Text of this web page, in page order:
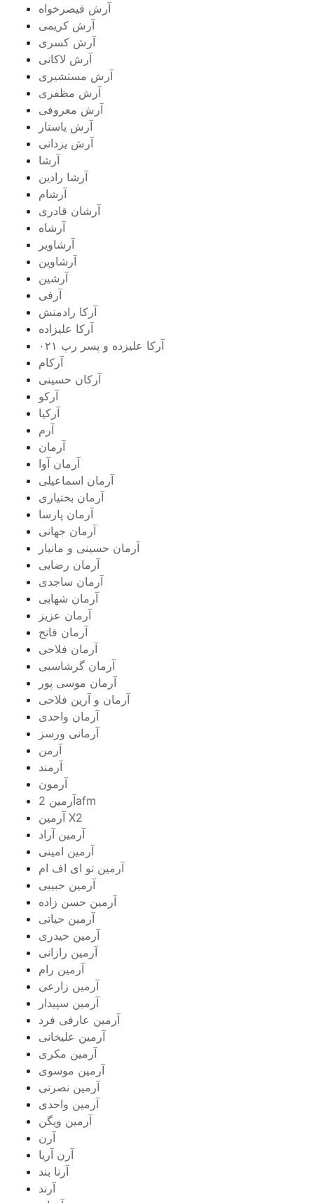
آرش قیصرخواه
آرش کریمی
آرش کسری
آرش لاکانی
آرش مستشیری
آرش مظفری
آرش معروفی
آرش یاستار
آرش یزدانی
آرشا
آرشا رادین
آرشام
آرشان قادری
آرشاه
آرشاویر
آرشاوین
آرشین
آرفی
آرکا رادمنش
آرکا علیزاده
آرکا علیزده و پسر رپ ۰۲۱
آرکام
آرکان حسینی
آرکو
آرکیا
آرم
آرمان
آرمان آوا
آرمان اسماعیلی
آرمان بختیاری
آرمان پارسا
آرمان جهانی
آرمان حسینی و مانیار
آرمان رضایی
آرمان ساجدی
آرمان شهابی
آرمان عزیز
آرمان فاتح
آرمان فلاحی
آرمان گرشاسبی
آرمان موسی پور
آرمان و آرین فلاحی
آرمان واحدی
آرمانی ورسز
آرمن
آرمند
آرمون
آرمین 2afm
آرمین X2
آرمین آراد
آرمین امینی
آرمین تو ای اف ام
آرمین حبیبی
آرمین حسن زاده
آرمین حیاتی
آرمین حیدری
آرمین رازانی
آرمین رام
آرمین زارعی
آرمین سپیدار
آرمین عارفی فرد
آرمین علیخانی
آرمین مکری
آرمین موسوی
آرمین نصرتی
آرمین واحدی
آرمین ویگن
آرن
آرن آریا
آرنا بند
آرند